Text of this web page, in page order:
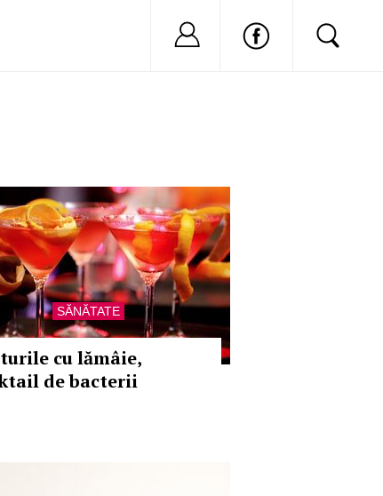
SĂNĂTATE
cu lămâie,
de bacterii
Nu ai cont?